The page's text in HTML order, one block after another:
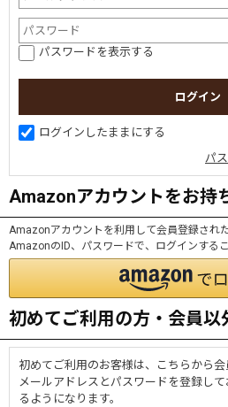
パスワードを表示する
ログインしたままにする
パ
Amazonアカウントをお持
Amazonアカウントを利用して会員登録され
AmazonのID、パスワードで、ログインするこ
初めてご利用の方・会員以
初めてご利用のお客様は、こちらから会
メールアドレスとパスワードを登録し
るようになります。